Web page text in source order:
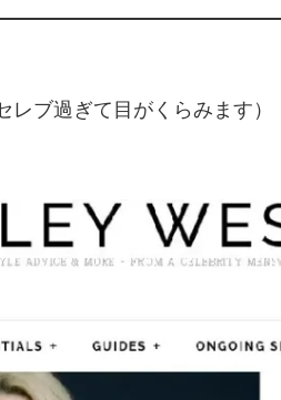
ブ過ぎて目がくらみます）